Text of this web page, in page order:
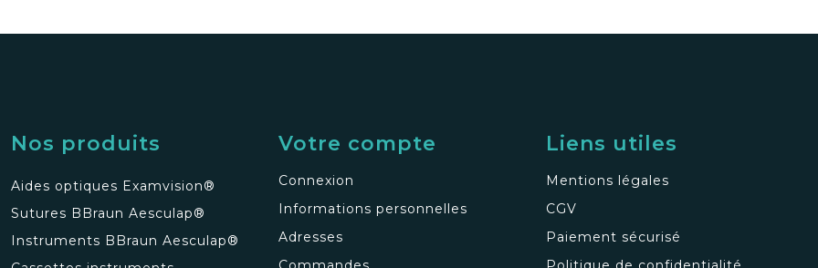
Nos produits
Aides optiques Examvision®
Sutures BBraun Aesculap®
Instruments BBraun Aesculap®
Votre compte
Connexion
Informations personnelles
Adresses
Liens utiles
Mentions légales
CGV
Paiement sécurisé